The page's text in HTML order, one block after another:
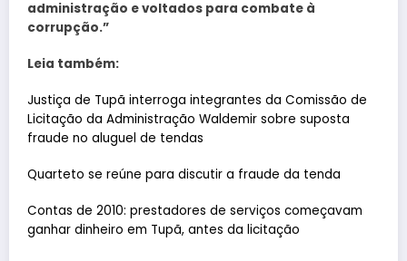
administração e voltados para combate à
corrupção.”
Leia também:
Justiça de Tupã interroga integrantes da Comissão de
Licitação da Administração Waldemir sobre suposta
fraude no aluguel de tendas
Quarteto se reúne para discutir a fraude da tenda
Contas de 2010: prestadores de serviços começavam
ganhar dinheiro em Tupã, antes da licitação